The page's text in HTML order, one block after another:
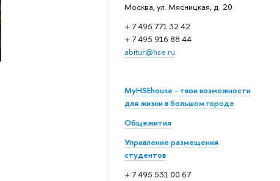
Москва, ул. Мясницкая, д. 20
+ 7 495 771 32 42
+ 7 495 916 88 44
abitur@hse.ru
MyHSEhouse - твои возможности
для жизни в большом городе
Общежития
Управление размещения
студентов
+ 7 495 531 00 67